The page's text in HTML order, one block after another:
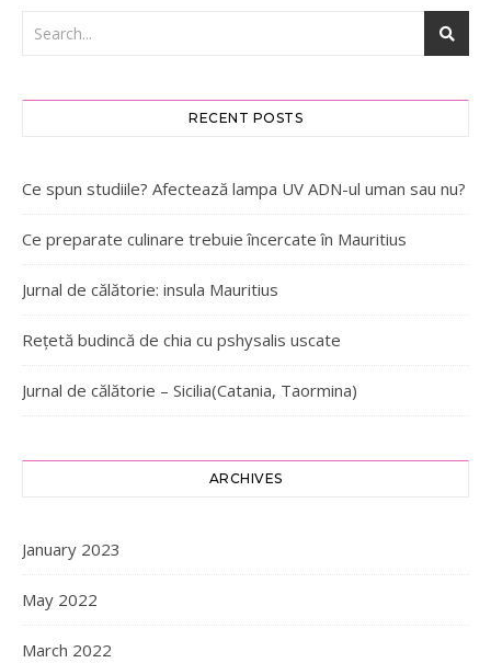
RECENT POSTS
Ce spun studiile? Afectează lampa UV ADN-ul uman sau nu?
Ce preparate culinare trebuie încercate în Mauritius
Jurnal de călătorie: insula Mauritius
Rețetă budincă de chia cu pshysalis uscate
Jurnal de călătorie – Sicilia(Catania, Taormina)
ARCHIVES
January 2023
May 2022
March 2022